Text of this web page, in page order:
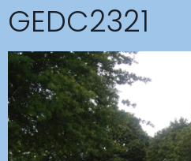
GEDC2321